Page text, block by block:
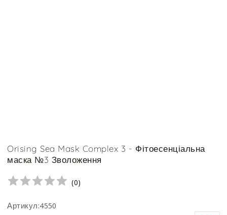
Orising Sea Mask Complex 3 - Фітоесенціальна
маска №3 Зволоження
(0)
Артикул:4550